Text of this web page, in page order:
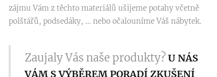
zájmu Vám z těchto materiálů ušijeme potahy včetně
polštářů, podsedáky, ... nebo očalouníme Váš nábytek.
Zaujaly Vás naše produkty? U NÁS
VÁM S VÝBĚREM PORADÍ ZKUŠENÍ